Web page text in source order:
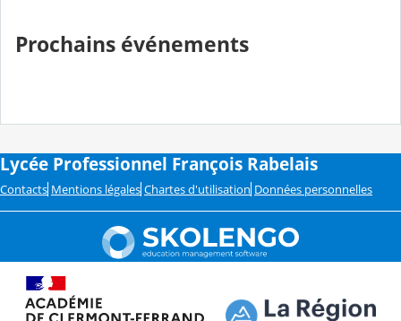
Prochains événements
Lycée Professionnel François Rabelais
Contacts Mentions légales Chartes d'utilisation Données personnelles